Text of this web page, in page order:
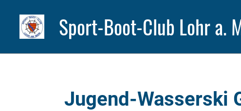
Sport-Boot-Club Lohr a.
Jugend-Wasserski